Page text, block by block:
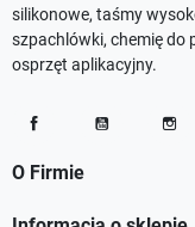
silikonowe, taśmy
szpachlówki, chemię do
osprzęt aplikacyjny.
O Firmie